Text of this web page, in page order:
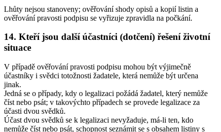
Lhůty nejsou stanoveny; ověřování shody opisů a kopií listin a
ověřování pravosti podpisu se vyřizuje zpravidla na počkání.
14. Kteří jsou další účastníci (dotčení) řešení životní
situace
V případě ověřování pravosti podpisu mohou být výjimečně
účastníky i svědci totožnosti žadatele, která nemůže být určena
jinak.
Jedná se o případy, kdy o legalizaci požádá žadatel, který nemůže
číst nebo psát; v takovýchto případech se provede legalizace za
účasti dvou svědků.
Účast dvou svědků se k legalizaci nevyžaduje, má-li ten, kdo
nemůže číst nebo psát, schopnost seznámit se s obsahem listiny s